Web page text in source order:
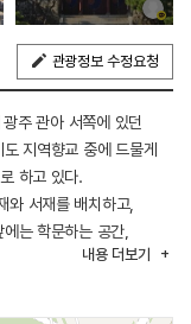
관광정보 수정요청
주 관아 서쪽에 있던
지역향교 중에 드물게
하고 있다.
와 서재를 배치하고,
는 학문하는 공간,
, 옆면 4칸 규모로,
) 자 모양인
내용 더보기